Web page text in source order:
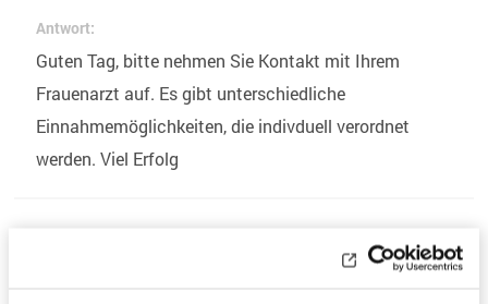
Antwort:
Guten Tag, bitte nehmen Sie Kontakt mit Ihrem
Frauenarzt auf. Es gibt unterschiedliche
Einnahmemöglichkeiten, die indivduell verordnet
werden. Viel Erfolg